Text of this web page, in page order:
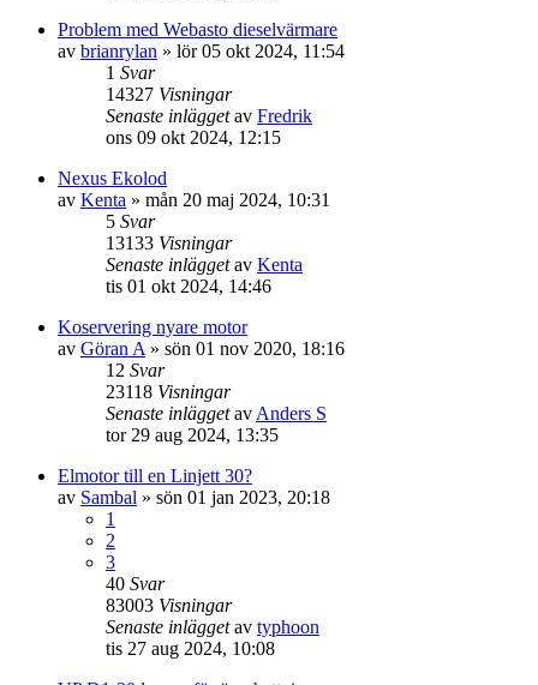
Problem med Webasto dieselvärmare
av brianrylan » lör 05 okt 2024, 11:54
1 Svar
14327 Visningar
Senaste inläggetav Fredrik
ons 09 okt 2024, 12:15
Nexus Ekolod
av Kenta » mån 20 maj 2024, 10:31
5 Svar
13133 Visningar
Senaste inläggetav Kenta
tis 01 okt 2024, 14:46
Koservering nyare motor
av Göran A » sön 01 nov 2020, 18:16
12 Svar
23118 Visningar
Senaste inläggetav Anders S
tor 29 aug 2024, 13:35
Elmotor till en Linjett 30?
av Sambal » sön 01 jan 2023, 20:18
1
2
3
40 Svar
83003 Visningar
Senaste inläggetav typhoon
tis 27 aug 2024, 10:08